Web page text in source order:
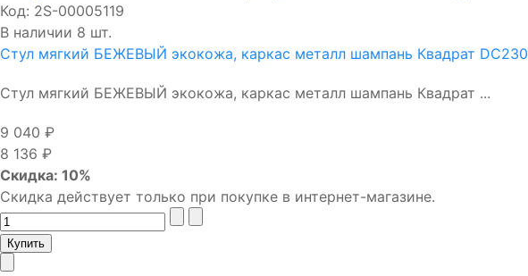
Код: 2S-00005119
В наличии 8 шт.
Стул мягкий БЕЖЕВЫЙ экокожа, каркас металл шампань Квадрат DC230
Стул мягкий БЕЖЕВЫЙ экокожа, каркас металл шампань Квадрат ...
9 040 ₽
8 136 ₽
Скидка: 10%
Скидка действует только при покупке в интернет-магазине.